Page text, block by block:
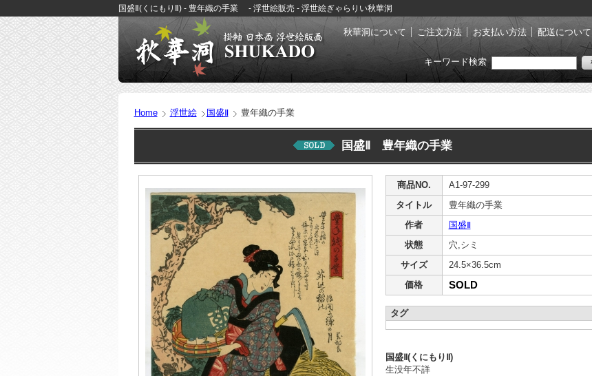
国盛Ⅱ(くにもりⅡ) - 豊年織の手業 - 浮世絵販売 - 浮世絵ぎゃらりい秋華洞
秋華洞について ご注文方法 お支払い方法 配送について
キーワード検索
Home 浮世絵 国盛Ⅱ 豊年織の手業
国盛Ⅱ 豊年織の手業
商品NO.
A1-97-299
タイトル
豊年織の手業
作者
国盛Ⅱ
状態
穴,シミ
サイズ
24.5×36.5cm
価格
SOLD
タグ
国盛Ⅱ(くにもりⅡ)
生没年不詳